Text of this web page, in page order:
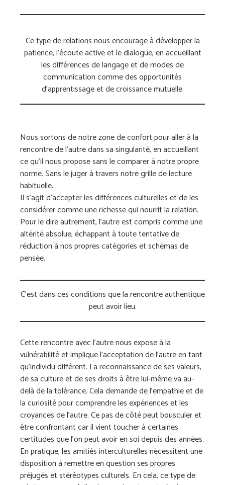
Ce type de relations nous encourage à développer la
patience, l’écoute active et le dialogue, en accueillant
les différences de langage et de modes de
communication comme des opportunités
d’apprentissage et de croissance mutuelle.
Nous sortons de notre zone de confort pour aller à la
rencontre de l’autre dans sa singularité, en accueillant
ce qu’il nous propose sans le comparer à notre propre
norme. Sans le juger à travers notre grille de lecture
habituelle.
Il s’agit d’accepter les différences culturelles et de les
considérer comme une richesse qui nourrit la relation.
Pour le dire autrement, l’autre est compris comme une
altérité absolue, échappant à toute tentative de
réduction à nos propres catégories et schémas de
pensée.
C’est dans ces conditions que la rencontre authentique
peut avoir lieu.
Cette rencontre avec l’autre nous expose à la
vulnérabilité et implique l’acceptation de l’autre en tant
qu’individu différent. La reconnaissance de ses valeurs,
de sa culture et de ses droits à être lui-même va au-
delà de la tolérance. Cela demande de l’empathie et de
la curiosité pour comprendre les expériences et les
croyances de l’autre. Ce pas de côté peut bousculer et
être confrontant car il vient toucher à certaines
certitudes que l’on peut avoir en soi depuis des années.
En pratique, les amitiés interculturelles nécessitent une
disposition à remettre en question ses propres
préjugés et stéréotypes culturels. En cela, ce type de